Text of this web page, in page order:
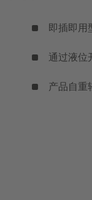
即插即用
通过液位
产品自重